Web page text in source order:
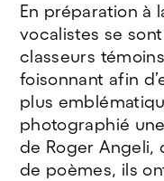
En préparation à
vocalistes se
classeurs
foisonnant afin
plus
photographié
de Roger Angeli,
de poèmes, ils